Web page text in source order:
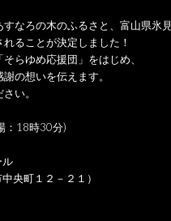
なろの木のふるさと、富山県氷
ることが決定しました！
らゆめ応援団」をはじめ、
の想いを伝えます。
い。
：‪18時30分‬‬‬‬‬)‬
央町１２－２１‬‬‬‬‬）‬